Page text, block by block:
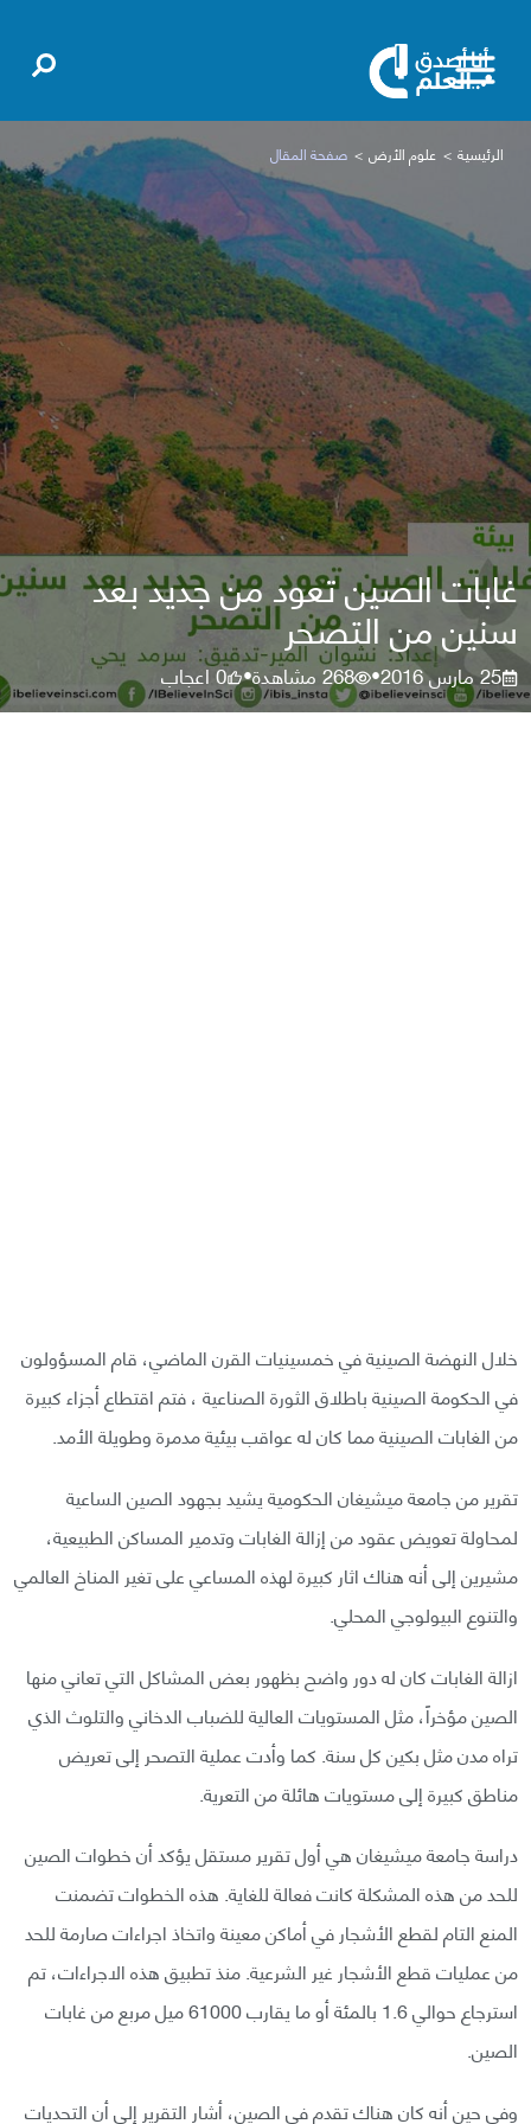
الرئيسية علوم الأرض صفحة المقال
غابات الصين تعود من جديد بعد
سنين من التصحر
25 مارس 2016 •
268مشاهدة•
0اعجاب
خلال النهضة الصينية في خمسينيات القرن الماضي، قام المسؤولون
في الحكومة الصينية باطلاق الثورة الصناعية ، فتم اقتطاع أجزاء كبيرة
من الغابات الصينية مما كان له عواقب بيئية مدمرة وطويلة الأمد.
تقرير من جامعة ميشيغان الحكومية يشيد بجهود الصين الساعية
لمحاولة تعويض عقود من إزالة الغابات وتدمير المساكن الطبيعية،
مشيرين إلى أنه هناك اثار كبيرة لهذه المساعي على تغير المناخ العالمي
والتنوع البيولوجي المحلي.
ازالة الغابات كان له دور واضح بظهور بعض المشاكل التي تعاني منها
الصين مؤخراً، مثل المستويات العالية للضباب الدخاني والتلوث الذي
تراه مدن مثل بكين كل سنة. كما وأدت عملية التصحر إلى تعريض
مناطق كبيرة إلى مستويات هائلة من التعرية.
دراسة جامعة ميشيغان هي أول تقرير مستقل يؤكد أن خطوات الصين
للحد من هذه المشكلة كانت فعالة للغاية. هذه الخطوات تضمنت
المنع التام لقطع الأشجار في أماكن معينة واتخاذ اجراءات صارمة للحد
من عمليات قطع الأشجار غير الشرعية. منذ تطبيق هذه الاجراءات، تم
استرجاع حوالي 1.6 بالمئة أو ما يقارب 61000 ميل مربع من غابات
الصين.
وفي حين أنه كان هناك تقدم في الصين، أشار التقرير إلى أن التحديات